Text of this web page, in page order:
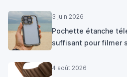
3 juin 2026
Pochette étanche
suffisant pour filmer
4 août 2026